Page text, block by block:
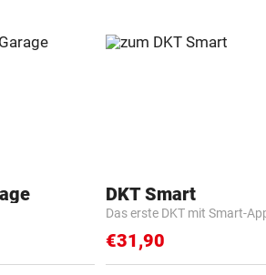
DKT Smart
Das erste DKT mit Smart-
€31,90